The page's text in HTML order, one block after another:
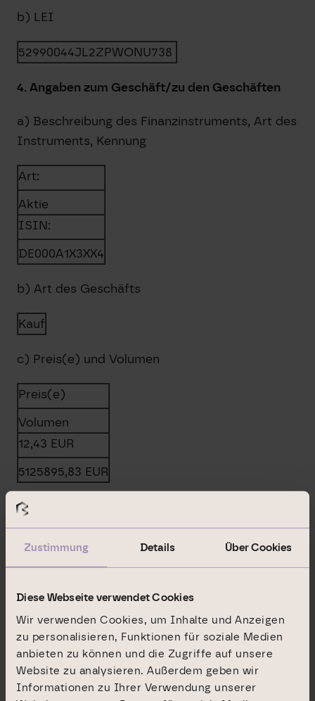
Zustimmung Details Über Cookies
Diese Webseite verwendet Cookies
Wir verwenden Cookies, um Inhalte und Anzeigen
zu personalisieren, Funktionen für soziale Medien
anbieten zu können und die Zugriffe auf unsere
Website zu analysieren. Außerdem geben wir
Informationen zu Ihrer Verwendung unserer
b) LEI
52990044JL2ZPWONU738
4. Angaben zum Geschäft/zu den Geschäften
a) Beschreibung des Finanzinstruments, Art des
Instruments, Kennung
Art:
Aktie
ISIN:
DE000A1X3XX4
b) Art des Geschäfts
Kauf
c) Preis(e) und Volumen
Preis(e)
Volumen
12,43 EUR
5125895,83 EUR
d) Aggregierte Informationen
Preis
Aggregiertes Volumen
12,4300
EUR
5125895,8300 EUR
e) Datum des Geschäfts
2019-11-01; UTC+1